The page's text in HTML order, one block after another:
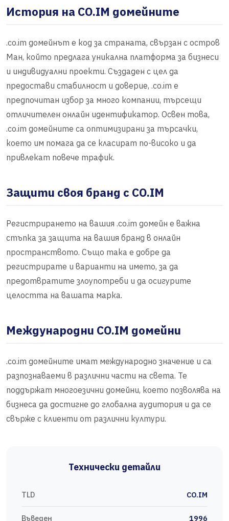
История на CO.IM домейните
.co.im домейнът е код за страната, свързан с остров
Ман, който предлага уникална платформа за бизнеси
и индивидуални проекти. Създаден с цел да
предостави стабилност и доверие, .co.im е
предпочитан избор за много компании, търсещи
отличителен онлайн идентификатор. Освен това,
.co.im домейните са оптимизирани за търсачки,
което им помага да се класират по-високо и да
привлекат повече трафик.
Защити своя бранд с CO.IM
Регистрирането на вашия .co.im домейн е важна
стъпка за защита на вашия бранд в онлайн
пространството. Също така е добре да
регистрирате и варианти на името, за да
предотвратите злоупотреби и да осигурите
целостта на вашата марка.
Международни CO.IM домейни
.co.im домейните имат международно значение и са
разпознаваеми в различни части на света. Те
поддържат многоезични домейни, което позволява на
бизнеса да достигне до глобална аудитория и да се
свърже с клиенти от различни култури.
Технически детайли
TLD CO.IM
Въведен 1996